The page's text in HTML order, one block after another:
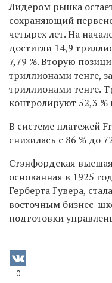
Лидером рынка
сохраняющий
четырех лет. На
достигли 14,9
7,79 %. Вторую
триллионами тенге,
триллионами тенге.
контролируют 52,3 %
В системе платежей
снизилась с 86 % до
Стэнфордская
основанная в 1925
Герберта Гувера,
восточным бизнес-
подготовки
0